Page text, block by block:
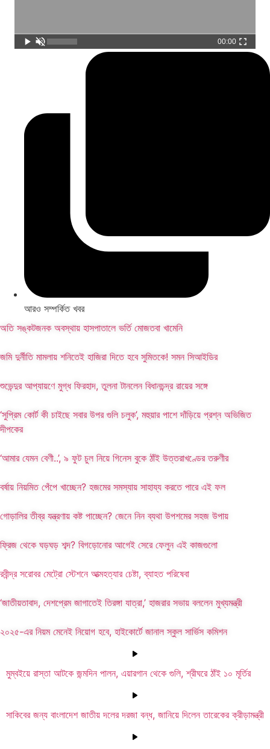
00:00
আরও সম্পর্কিত খবর
অতি সঙ্কটজনক অবস্থায় হাসপাতালে ভর্তি মোজতবা খামেনি
জমি দুর্নীতি মামলায় শনিতেই হাজিরা দিতে হবে সুমিতকে! সমন সিআইডির
শুভেন্দুর আপ্যায়ণে মুগ্ধ ফিরহাদ, তুলনা টানলেন বিধানচন্দ্র রায়ের সঙ্গে
‘সুপ্রিম কোর্ট কী চাইছে সবার উপর গুলি চলুক’, মহুয়ার পাশে দাঁড়িয়ে প্রশ্ন অভিজিত
দীপকের
‘আমার যেমন বেণী..’, ৯ ফুট চুল নিয়ে গিনেস বুকে ঠাঁই উত্তরাখণ্ডের তরুণীর
বর্ষায় নিয়মিত পেঁপে খাচ্ছেন? হজমের সমস্যায় সাহায্য করতে পারে এই ফল
গোড়ালির তীব্র যন্ত্রণায় কষ্ট পাচ্ছেন? জেনে নিন ব্যথা উপশমের সহজ উপায়
ফ্রিজ থেকে ঘড়ঘড় শব্দ? বিগড়োনোর আগেই সেরে ফেলুন এই কাজগুলো
রবীন্দ্র সরোবর মেট্রো স্টেশনে আত্মহত্যার চেষ্টা, ব্যাহত পরিষেবা
‘জাতীয়তাবাদ, দেশপ্রেম জাগাতেই তিরঙ্গা যাত্রা,’ হাজরার সভায় বললেন মুখ্যমন্ত্রী
২০২৫-এর নিয়ম মেনেই নিয়োগ হবে, হাইকোর্টে জানাল স্কুল সার্ভিস কমিশন
মুম্বইয়ে রাস্তা আটকে জন্মদিন পালন, এয়ারগান থেকে গুলি, শ্রীঘরে ঠাঁই ১০ মূর্তির
সাকিবের জন্য বাংলাদেশ জাতীয় দলের দরজা বন্ধ, জানিয়ে দিলেন তারেকের ক্রীড়ামন্ত্রী